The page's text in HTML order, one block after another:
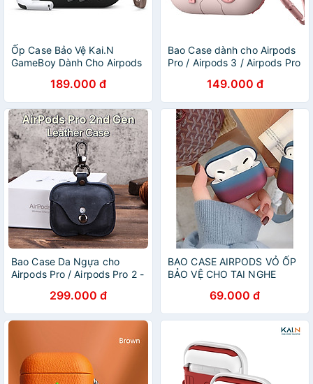
Ốp Case Bảo Vệ Kai.N
GameBoy Dành Cho Airpods
3 - Hàng Chính Hãng
189.000 đ
Bao Case dành cho Airpods
Pro / Airpods 3 / Airpods Pro
Hàng Chính Hãng
149.000 đ
Bao Case Da Ngựa cho
Airpods Pro / Airpods Pro 2 -
299.000 đ
BAO CASE AIRPODS VỎ ỐP
BẢO VỆ CHO TAI NGHE
AIRPODS PRO69.000 đ